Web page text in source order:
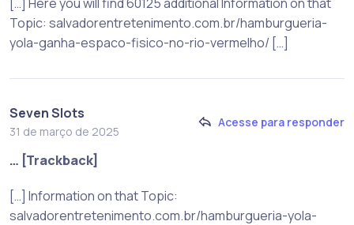
Topic: salvadorentretenimento.com.br/hamburgueria-
yola-ganha-espaco-fisico-no-rio-vermelho/ […]
Seven Slots
31 de março de 2025
Acesse para responder
… [Trackback]
[…] Information on that Topic:
salvadorentretenimento.com.br/hamburgueria-yola-